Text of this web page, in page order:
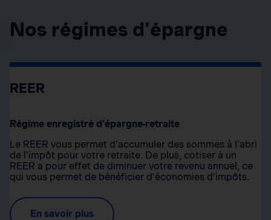
Nos régimes d'épargne
REER
Régime enregistré d’épargne-retraite
Le REER vous permet d’accumuler des sommes à l’abri
de l’impôt pour votre retraite. De plus, cotiser à un
REER a pour effet de diminuer votre revenu annuel, ce
qui vous permet de bénéficier d’économies d’impôts.
En savoir plus